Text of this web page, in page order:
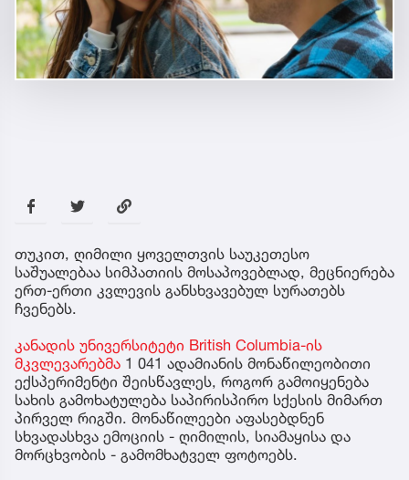
თუკით, ღიმილი ყოველთვის საუკეთესო
საშუალებაა სიმპათიის მოსაპოვებლად, მეცნიერება
ერთ-ერთი კვლევის განსხვავებულ სურათებს
ჩვენებს.
კანადის უნივერსიტეტი British Columbia-ის
მკვლევარებმა 1 041 ადამიანის მონაწილეობითი
ექსპერიმენტი შეისწავლეს, როგორ გამოიყენება
სახის გამოხატულება საპირისპირო სქესის მიმართ
პირველ რიგში. მონაწილეები აფასებდნენ
სხვადასხვა ემოციის - ღიმილის, სიამაყისა და
მორცხვობის - გამომხატველ ფოტოებს.